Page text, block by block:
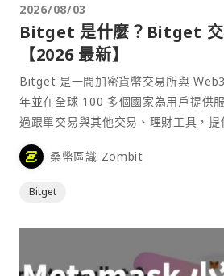
2026/08/03
Bitget 是什麼？Bitget 交
【2026 最新】
Bitget 是一間加密貨幣交易所與
年並在全球 100 多個國家為用戶提供
過跟單交易與其他交易、理財工具，提
桑幣區識 Zombit
Bitget